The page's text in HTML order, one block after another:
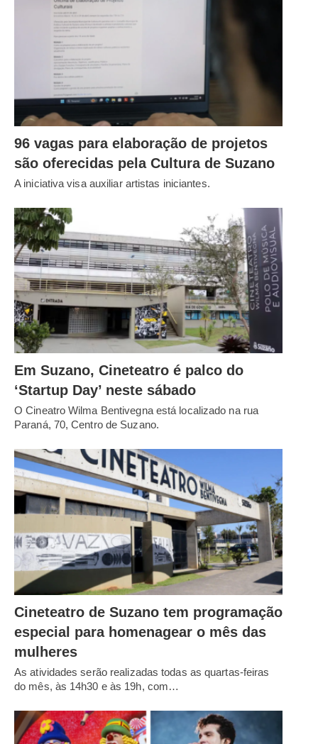
96 vagas para elaboração de projetos
são oferecidas pela Cultura de Suzano
A iniciativa visa auxiliar artistas iniciantes.
Em Suzano, Cineteatro é palco do
‘Startup Day’ neste sábado
O Cineatro Wilma Bentivegna está localizado na rua
Paraná, 70, Centro de Suzano.
Cineteatro de Suzano tem programação
especial para homenagear o mês das
mulheres
As atividades serão realizadas todas as quartas-feiras
do mês, às 14h30 e às 19h, com…